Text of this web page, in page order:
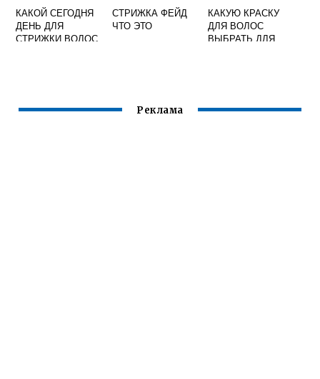
КАКОЙ СЕГОДНЯ
ДЕНЬ ДЛЯ
СТРИЖКИ ВОЛОС
СТРИЖКА ФЕЙД
ЧТО ЭТО
КАКУЮ КРАСКУ
ДЛЯ ВОЛОС
ВЫБРАТЬ ДЛЯ
Реклама